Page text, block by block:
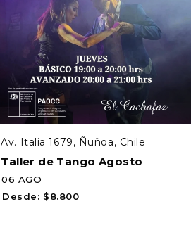
Av. Italia 1679, Ñuñoa, Chile
Taller de Tango Agosto
06 AGO
Desde: $8.800